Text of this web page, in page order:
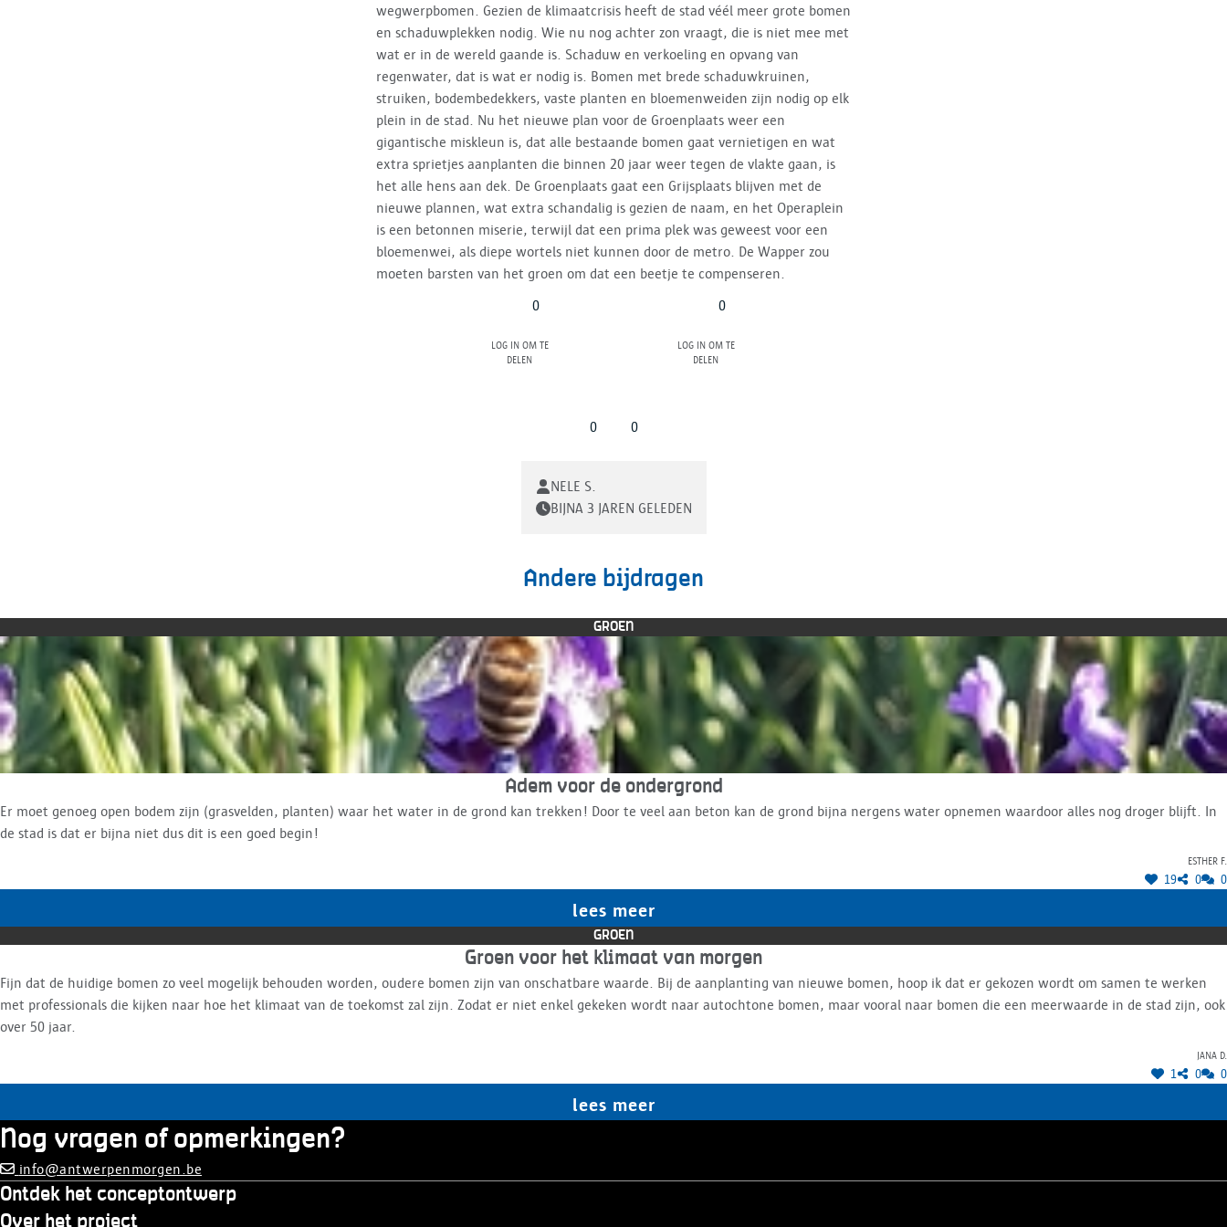
wegwerpbomen. Gezien de klimaatcrisis heeft de stad véél meer grote bomen
en schaduwplekken nodig. Wie nu nog achter zon vraagt, die is niet mee met
wat er in de wereld gaande is. Schaduw en verkoeling en opvang van
regenwater, dat is wat er nodig is. Bomen met brede schaduwkruinen,
struiken, bodembedekkers, vaste planten en bloemenweiden zijn nodig op elk
plein in de stad. Nu het nieuwe plan voor de Groenplaats weer een
gigantische miskleun is, dat alle bestaande bomen gaat vernietigen en wat
extra sprietjes aanplanten die binnen 20 jaar weer tegen de vlakte gaan, is
het alle hens aan dek. De Groenplaats gaat een Grijsplaats blijven met de
nieuwe plannen, wat extra schandalig is gezien de naam, en het Operaplein
is een betonnen miserie, terwijl dat een prima plek was geweest voor een
bloemenwei, als diepe wortels niet kunnen door de metro. De Wapper zou
moeten barsten van het groen om dat een beetje te compenseren.
0
Log in om te
delen
0
Log in om te
delen
0 0
NELE S.
BIJNA 3 JAREN GELEDEN
Andere bijdragen
GROEN
Adem voor de ondergrond
Er moet genoeg open bodem zijn (grasvelden, planten) waar het water in de grond kan trekken! Door te veel aan beton kan de grond bijna nergens water opnemen waardoor alles nog droger blijft. In
de stad is dat er bijna niet dus dit is een goed begin!
Esther F.
19 0 0
lees meer
GROEN
Groen voor het klimaat van morgen
Fijn dat de huidige bomen zo veel mogelijk behouden worden, oudere bomen zijn van onschatbare waarde. Bij de aanplanting van nieuwe bomen, hoop ik dat er gekozen wordt om samen te werken
met professionals die kijken naar hoe het klimaat van de toekomst zal zijn. Zodat er niet enkel gekeken wordt naar autochtone bomen, maar vooral naar bomen die een meerwaarde in de stad zijn, ook
over 50 jaar.
Jana D.
1 0 0
lees meer
Nog vragen of opmerkingen?
info@antwerpenmorgen.be
Ontdek het conceptontwerp
Over het project